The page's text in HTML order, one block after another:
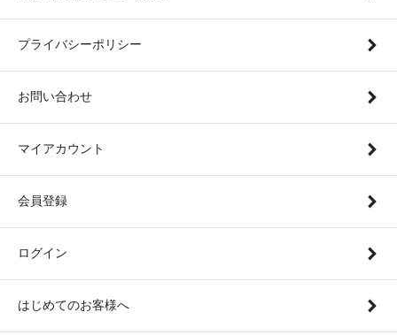
プライバシーポリシー
お問い合わせ
マイアカウント
会員登録
ログイン
はじめてのお客様へ